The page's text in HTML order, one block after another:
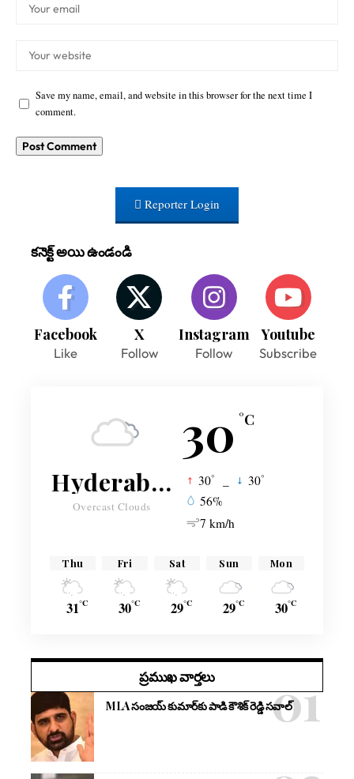
Save my name, email, and website in this browser for the next time I
comment.
Reporter Login
కనెక్ట్ అయి ఉండండి
Facebook
Like
X
Follow
Instagram
Follow
Youtube
Subscribe
30 °C
Hyderabad
Overcast Clouds
30° 30°
56%
7 km/h
Thu
31°C
Fri
30°C
Sat
29°C
Sun
29°C
Mon
30°C
ప్రముఖ వార్తలు
MLA సంజయ్ కుమార్‌కు పాడి కౌశిక్ రెడ్డి సవాల్